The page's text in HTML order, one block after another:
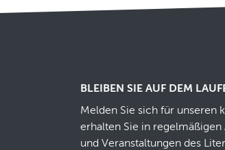
BLEIBEN SIE AUF DEM
Melden Sie sich für unseren
erhalten Sie in
und Veranstaltungen des